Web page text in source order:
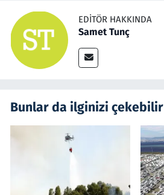
EDITÖR HAKKINDA
Samet Tunç
Bunlar da ilginizi çekebilir